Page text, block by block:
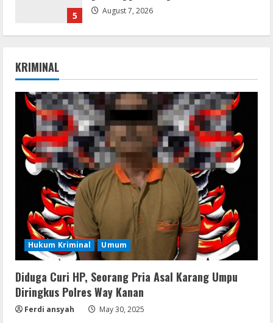
5 August 7, 2026
1 August 8, 2026
2
Resettools
GraphPad Prism Academic & Corporate
Cracked x86-x64 [no Virus]
August 8, 2026
3
Remux
August 7, 2026
Lan
Dune: Awakening FitGirl Repack +Patch
Direct Link 2026
KRIMINAL
Hukum Kriminal Umum
Diduga Curi HP, Seorang Pria Asal Karang Umpu
Diringkus Polres Way Kanan
Ferdi ansyah May 30, 2025